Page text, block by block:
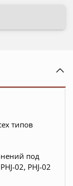
типов
под
02, PHJ-02